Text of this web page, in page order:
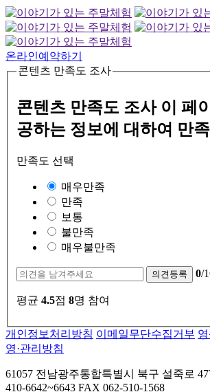
온라인예약하기
콘텐츠 만족도 조사
콘텐츠 만족도 조사 이 페
공하는 정보에 대하여 만
만족도 선택
매우만족
만족
보통
불만족
매우불만족
0/
평균 4.5점 8명 참여
개인정보처리방침 이메일무단수집거부
영·관리방침
61057 전남광주통합특별시 북구 설죽로
410-6642~6643 FAX 062-510-1568